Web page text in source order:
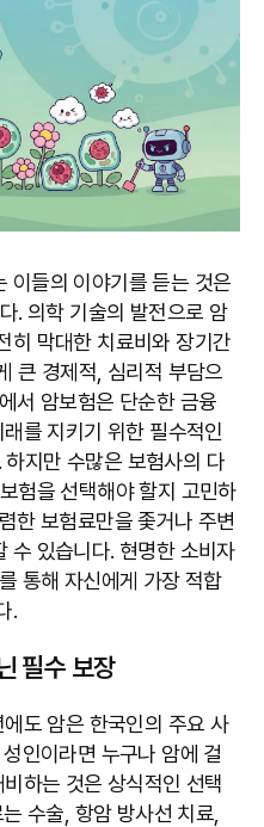
이들의 이야기를 듣는 것은
. 의학 기술의 발전으로 암
히 막대한 치료비와 장기간
큰 경제적, 심리적 부담으
서 암보험은 단순한 금융
를 지키기 위한 필수적인
지만 수많은 보험사의 다
험을 선택해야 할지 고민하
한 보험료만을 좇거나 주변
수 있습니다. 현명한 소비자
를 통해 자신에게 가장 적합
.
필수 보장
도 암은 한국인의 주요 사
인이라면 누구나 암에 걸
하는 것은 상식적인 선택
수술, 항암 방사선 치료,